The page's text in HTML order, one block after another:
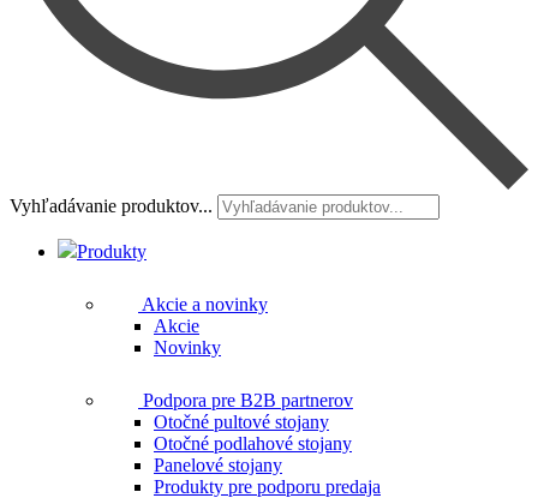
Vyhľadávanie produktov...
Produkty
Akcie a novinky
Akcie
Novinky
Podpora pre B2B partnerov
Otočné pultové stojany
Otočné podlahové stojany
Panelové stojany
Produkty pre podporu predaja